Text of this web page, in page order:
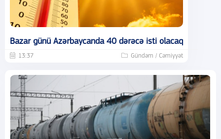
Bazar günü Azərbaycanda 40 dərəcə isti olacaq
13:37 Gündəm / Cəmiyyət